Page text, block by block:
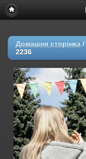
Домашня сторінка /
2236